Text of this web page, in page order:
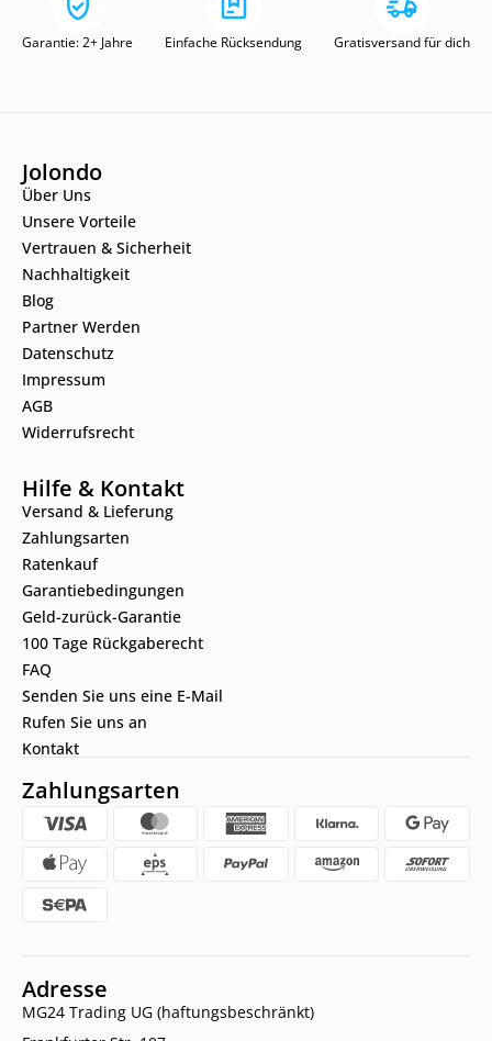
Garantie: 2+ Jahre Einfache Rücksendung Gratisversand für dich
Jolondo
Über Uns
Unsere Vorteile
Vertrauen & Sicherheit
Nachhaltigkeit
Blog
Partner Werden
Datenschutz
Impressum
AGB
Widerrufsrecht
Hilfe & Kontakt
Versand & Lieferung
Zahlungsarten
Ratenkauf
Garantiebedingungen
Geld-zurück-Garantie
100 Tage Rückgaberecht
FAQ
Senden Sie uns eine E-Mail
Rufen Sie uns an
Kontakt
Zahlungsarten
Adresse
MG24 Trading UG (haftungsbeschränkt)